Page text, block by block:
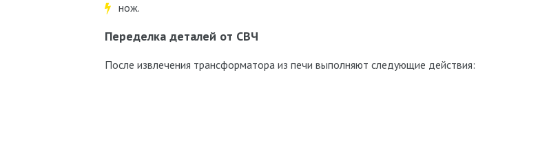
нож.
Переделка деталей от СВЧ
После извлечения трансформатора из печи выполняют следующие действия: